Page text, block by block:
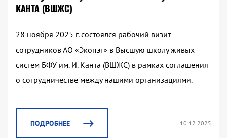
КАНТА (ВШЖС)
28 ноября 2025 г. состоялся рабочий визит
сотрудников АО «Экопэт» в Высшую школу живых
систем БФУ им. И. Канта (ВШЖС) в рамках соглашения
о сотрудничестве между нашими организациями.
ПОДРОБНЕЕ 10.12.2025